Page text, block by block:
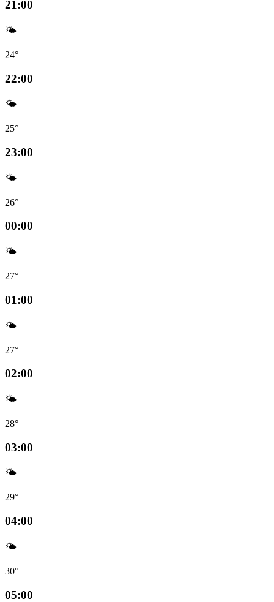
21:00
🌤️
24°
22:00
🌤️
25°
23:00
🌤️
26°
00:00
🌤️
27°
01:00
🌤️
27°
02:00
🌤️
28°
03:00
🌤️
29°
04:00
🌤️
30°
05:00